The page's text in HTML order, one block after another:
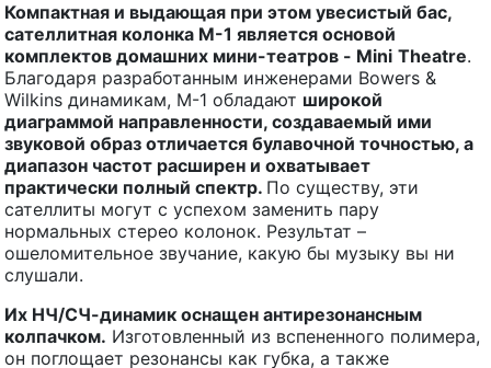
Компактная и выдающая при этом увесистый бас,
сателлитная колонка M-1 является основой
комплектов домашних мини-театров - Mini Theatre.
Благодаря разработанным инженерами Bowers &
Wilkins динамикам, M-1 обладают широкой
диаграммой направленности, создаваемый ими
звуковой образ отличается булавочной точностью, а
диапазон частот расширен и охватывает
практически полный спектр. По существу, эти
сателлиты могут с успехом заменить пару
нормальных стерео колонок. Результат –
ошеломительное звучание, какую бы музыку вы ни
слушали.
Их НЧ/СЧ-динамик оснащен антирезонансным
колпачком. Изготовленный из вспененного полимера,
он поглощает резонансы как губка, а также